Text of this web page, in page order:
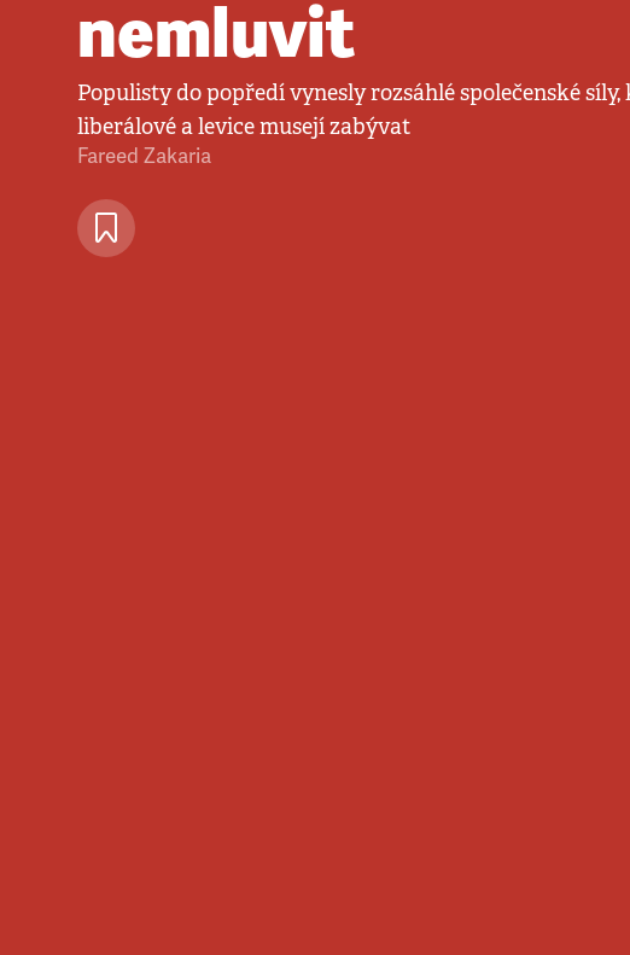
nemluvit
Populisty do popředí vynesly rozsáhlé společenské síly,
liberálové a levice musejí zabývat
Fareed Zakaria